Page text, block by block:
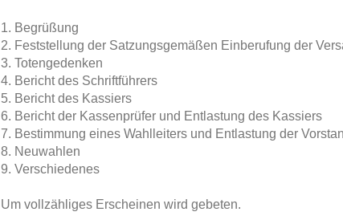
1. Begrüßung
2. Feststellung der Satzungsgemäßen Einberufung der
3. Totengedenken
4. Bericht des Schriftführers
5. Bericht des Kassiers
6. Bericht der Kassenprüfer und Entlastung des Kassiers
7. Bestimmung eines Wahlleiters und Entlastung der
8. Neuwahlen
9. Verschiedenes
Um vollzähliges Erscheinen wird gebeten.